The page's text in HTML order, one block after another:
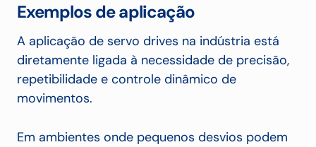
Exemplos de aplicação
A aplicação de servo drives na indústria está
diretamente ligada à necessidade de precisão,
repetibilidade e controle dinâmico de
movimentos.
Em ambientes onde pequenos desvios podem